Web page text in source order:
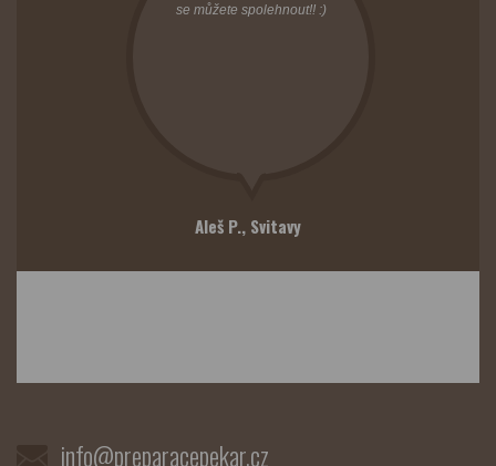
se můžete spolehnout!! :)
Aleš P., Svitavy
info@preparacepekar.cz